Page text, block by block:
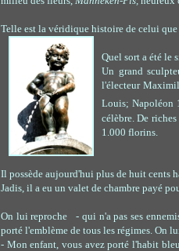
Telle est la véridique histoire de celui
Quel sort a été le
Un grand
l'électeur
Louis; Napoléon
célèbre.De
1.000 florins.
Il possède aujourd'hui plus de huit cents
Jadis, il a eu un valet de chambre payé
On lui reproche - qui n'a pas ses
porté l'emblème de tous les régimes. On
- Mon enfant, vous avez porté l'habit